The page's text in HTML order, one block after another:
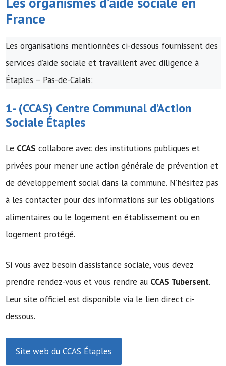
France
Les organisations mentionnées ci-dessous fournissent des
services d’aide sociale et travaillent avec diligence à
Étaples – Pas-de-Calais:
1- (CCAS) Centre Communal d’Action
Sociale Étaples
Le CCAS collabore avec des institutions publiques et
privées pour mener une action générale de prévention et
de développement social dans la commune. N’hésitez pas
à les contacter pour des informations sur les obligations
alimentaires ou le logement en établissement ou en
logement protégé.
Si vous avez besoin d’assistance sociale, vous devez
prendre rendez-vous et vous rendre au CCAS Tubersent.
Leur site officiel est disponible via le lien direct ci-
dessous.
Site web du CCAS Étaples